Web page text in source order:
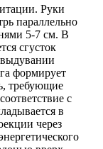
Руки
параллельно
5-7 см. В
сгусток
формирует
требующие
с
в
через